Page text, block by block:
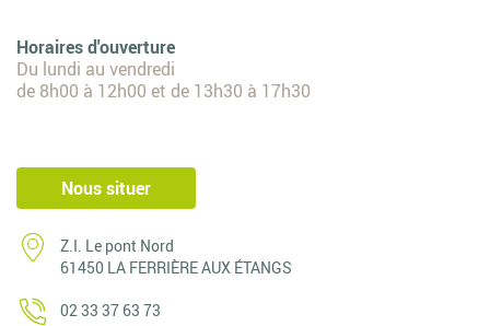
Horaires d'ouverture
Du lundi au vendredi
de 8h00 à 12h00 et de 13h30 à 17h30
Nous situer
Z.I. Le pont Nord
61450 LA FERRIÈRE AUX ÉTANGS
02 33 37 63 73